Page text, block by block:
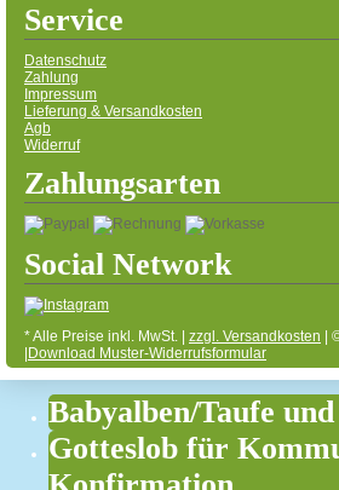
Service
Datenschutz
Zahlung
Impressum
Lieferung & Versandkosten
Agb
Widerruf
Zahlungsarten
Social Network
* Alle Preise inkl. MwSt. | zzgl. Versandkosten |
|Download Muster-Widerrufsformular
Babyalben/Taufe
Gotteslob für